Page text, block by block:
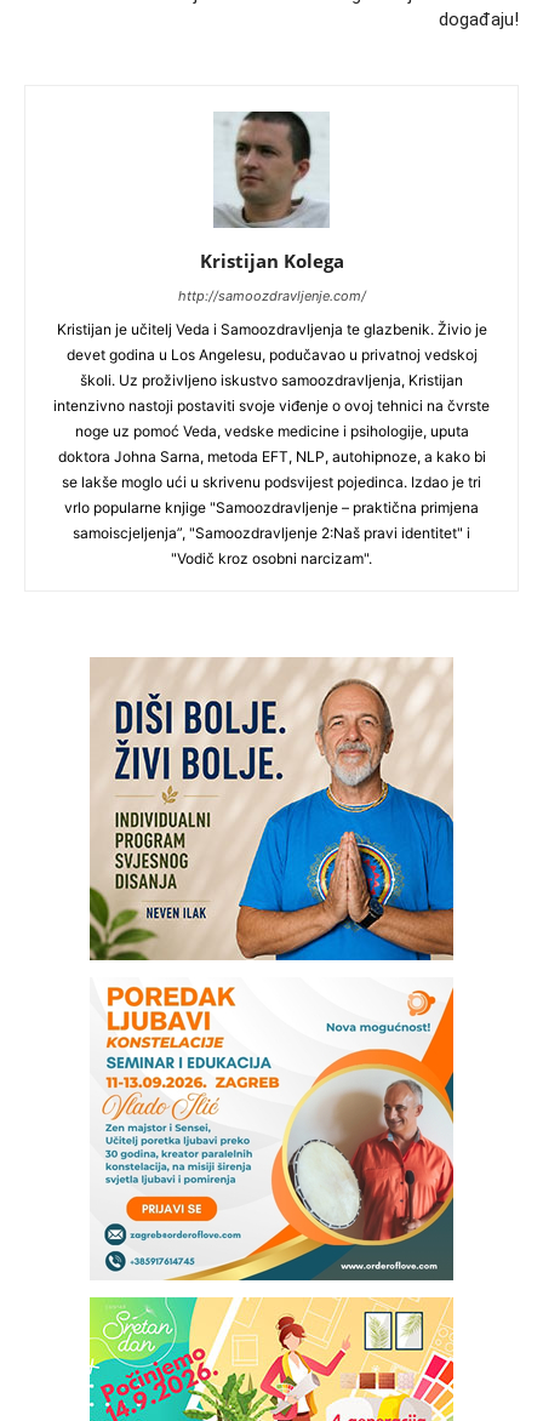
događaju!
Kristijan Kolega
http://samoozdravljenje.com/
Kristijan je učitelj Veda i Samoozdravljenja te glazbenik. Živio je
devet godina u Los Angelesu, podučavao u privatnoj vedskoj
školi. Uz proživljeno iskustvo samoozdravljenja, Kristijan
intenzivno nastoji postaviti svoje viđenje o ovoj tehnici na čvrste
noge uz pomoć Veda, vedske medicine i psihologije, uputa
doktora Johna Sarna, metoda EFT, NLP, autohipnoze, a kako bi
se lakše moglo ući u skrivenu podsvijest pojedinca. Izdao je tri
vrlo popularne knjige "Samoozdravljenje – praktična primjena
samoiscjeljenja”, "Samoozdravljenje 2:Naš pravi identitet" i
"Vodič kroz osobni narcizam".